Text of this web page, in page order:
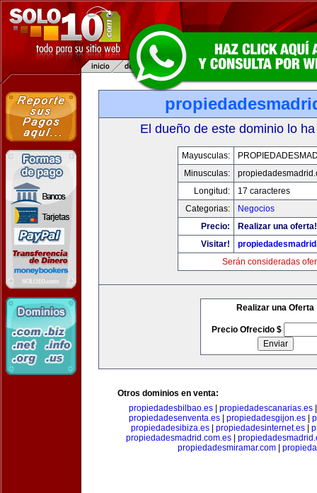
El dueño de este dominio lo
Mayusculas:
Minusculas:
Longitud:
17 caracteres
Categorias:
Negocios
Precio:
Realizar una oferta!
Visitar!
Serán consideradas
Realizar una Oferta
Precio Ofrecido $
Otros dominios en venta:
propiedadesbilbao.es| propiedadescanarias.es
propiedadesenventa.es
propiedadesgijon.es
propiedadesibiza.es
propiedadesinternet.es
propiedadesmadrid.com.es
propiedadesmiramar.com